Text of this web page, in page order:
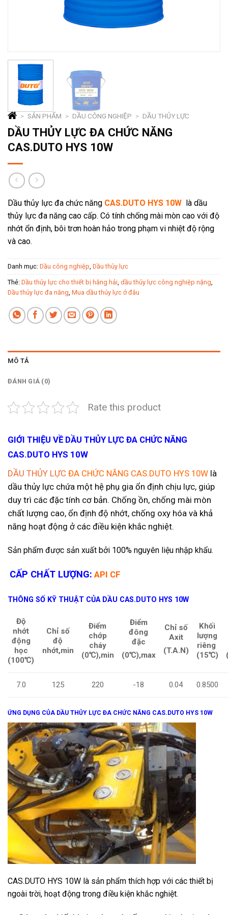
> SẢN PHẨM > DẦU CÔNG NGHIỆP > DẦU THỦY LỰC
DẦU THỦY LỰC ĐA CHỨC NĂNG
CAS.DUTO HYS 10W
Dầu thủy lực đa chức năng CAS.DUTO HYS 10W
là dầu
thủy lực đa năng cao cấp. Có tính chống mài mòn cao với độ
nhớt ổn định, bôi trơn hoàn hảo trong phạm vi nhiệt độ rộng
và cao.
Danh mục: Dầu công nghiệp, Dầu thủy lực
Thẻ: Dầu thủy lực cho thiết bị hằng hải, dầu thủy lực công nghiệp nặng,
Dầu thủy lực đa năng, Mua dầu thủy lực ở đâu
MÔ TẢ
ĐÁNH GIÁ (0)
Rate this product
GIỚI THIỆU VỀ DẦU THỦY LỰC ĐA CHỨC NĂNG
CAS.DUTO HYS 10W
DẦU THỦY LỰC ĐA CHỨC NĂNG CAS.DUTO HYS 10W là
dầu thủy lực chứa một hệ phụ gia ổn định chịu lực, giúp
duy trì các đặc tính cơ bản. Chống ồn, chống mài mòn
chất lượng cao, ổn định độ nhớt, chống oxy hóa và khả
năng hoạt động ở các điều kiện khắc nghiệt.
Sản phẩm được sản xuất bởi 100% nguyên liệu nhập khẩu.
CẤP CHẤT LƯỢNG: API CF
THÔNG SỐ KỸ THUẬT CỦA DẦU CAS.DUTO HYS 10W
Độ
nhớt
động
học
(100℃)
Chỉsố
độ
nhớt,min
Điểm
chớp
cháy
(0℃),min
Điểm
đông
đặc
(0℃),max
Chỉsố
Axit
(T.A.N)
Khối
lượng
riêng
(15℃)
7.0 125 220 -18 0.04 0.8500
ỨNG DỤNG CỦA DẦU THỦY LỰC ĐA CHỨC NĂNG CAS.DUTO HYS 10W
CAS.DUTO HYS 10W là sản phẩm thích hợp với các thiết bị
ngoài trời, hoạt động trong điều kiện khắc nghiệt.